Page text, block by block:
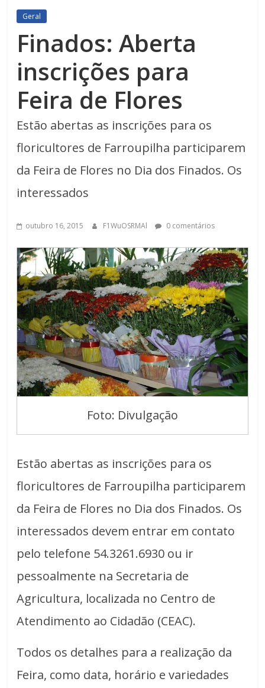
Geral
Finados: Aberta
inscrições para
Feira de Flores
Estão abertas as inscrições para os
floricultores de Farroupilha participarem
da Feira de Flores no Dia dos Finados. Os
interessados
outubro 16, 2015 F1WuOSRMAl 0 comentários
Foto: Divulgação
Estão abertas as inscrições para os
floricultores de Farroupilha participarem
da Feira de Flores no Dia dos Finados. Os
interessados devem entrar em contato
pelo telefone 54.3261.6930 ou ir
pessoalmente na Secretaria de
Agricultura, localizada no Centro de
Atendimento ao Cidadão (CEAC).
Todos os detalhes para a realização da
Feira, como data, horário e variedades